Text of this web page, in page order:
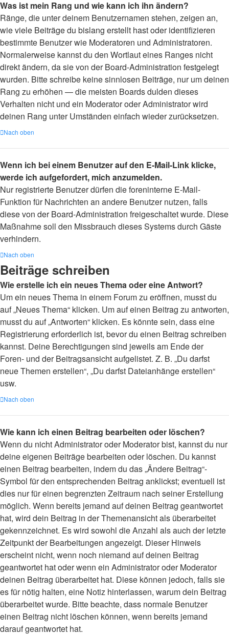
Was ist mein Rang und wie kann ich ihn ändern?
Ränge, die unter deinem Benutzernamen stehen, zeigen an,
wie viele Beiträge du bislang erstellt hast oder identifizieren
bestimmte Benutzer wie Moderatoren und Administratoren.
Normalerweise kannst du den Wortlaut eines Ranges nicht
direkt ändern, da sie von der Board-Administration festgelegt
wurden. Bitte schreibe keine sinnlosen Beiträge, nur um deinen
Rang zu erhöhen — die meisten Boards dulden dieses
Verhalten nicht und ein Moderator oder Administrator wird
deinen Rang unter Umständen einfach wieder zurücksetzen.
Nach oben
Wenn ich bei einem Benutzer auf den E-Mail-Link klicke,
werde ich aufgefordert, mich anzumelden.
Nur registrierte Benutzer dürfen die foreninterne E-Mail-
Funktion für Nachrichten an andere Benutzer nutzen, falls
diese von der Board-Administration freigeschaltet wurde. Diese
Maßnahme soll den Missbrauch dieses Systems durch Gäste
verhindern.
Nach oben
Beiträge schreiben
Wie erstelle ich ein neues Thema oder eine Antwort?
Um ein neues Thema in einem Forum zu eröffnen, musst du
auf „Neues Thema“ klicken. Um auf einen Beitrag zu antworten,
musst du auf „Antworten“ klicken. Es könnte sein, dass eine
Registrierung erforderlich ist, bevor du einen Beitrag schreiben
kannst. Deine Berechtigungen sind jeweils am Ende der
Foren- und der Beitragsansicht aufgelistet. Z. B. „Du darfst
neue Themen erstellen“, „Du darfst Dateianhänge erstellen“
usw.
Nach oben
Wie kann ich einen Beitrag bearbeiten oder löschen?
Wenn du nicht Administrator oder Moderator bist, kannst du nur
deine eigenen Beiträge bearbeiten oder löschen. Du kannst
einen Beitrag bearbeiten, indem du das „Ändere Beitrag“-
Symbol für den entsprechenden Beitrag anklickst; eventuell ist
dies nur für einen begrenzten Zeitraum nach seiner Erstellung
möglich. Wenn bereits jemand auf deinen Beitrag geantwortet
hat, wird dein Beitrag in der Themenansicht als überarbeitet
gekennzeichnet. Es wird sowohl die Anzahl als auch der letzte
Zeitpunkt der Bearbeitungen angezeigt. Dieser Hinweis
erscheint nicht, wenn noch niemand auf deinen Beitrag
geantwortet hat oder wenn ein Administrator oder Moderator
deinen Beitrag überarbeitet hat. Diese können jedoch, falls sie
es für nötig halten, eine Notiz hinterlassen, warum dein Beitrag
überarbeitet wurde. Bitte beachte, dass normale Benutzer
einen Beitrag nicht löschen können, wenn bereits jemand
darauf geantwortet hat.